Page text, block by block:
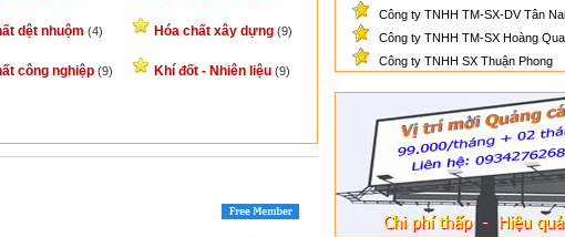
dệt nhuộm (4) Hóa chất xây dựng (9)
công nghiệp (9) Khí đốt - Nhiên liệu (9)
Công ty TNHH TM-SX-DV Tân
Công ty TNHH TM-SX Hoàng
Công ty TNHH SX Thuận Phong